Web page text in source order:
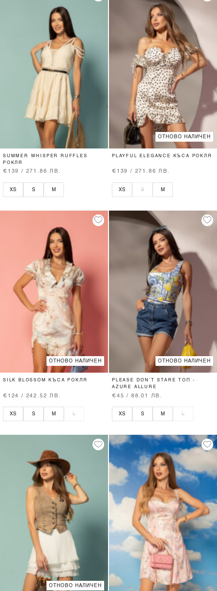
SUMMER WHISPER RUFFLES
РОКЛЯ
€139 / 271.86 ЛВ.
XS S M
ОТНОВО НАЛИЧЕН
PLAYFUL ELEGANCE КЪСА РОКЛЯ
€139 / 271.86 ЛВ.
XS S M
ОТНОВО НАЛИЧЕН
SILK BLOSSOM КЪСА РОКЛЯ
€124 / 242.52 ЛВ.
XS S M L
ОТНОВО НАЛИЧЕН
PLEASE DON’T STARE ТОП -
AZURE ALLURE
€45 / 88.01 ЛВ.
XS S M L
ОТНОВО НАЛИЧЕН